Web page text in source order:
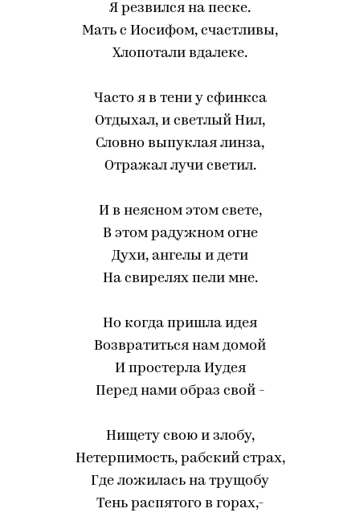
Я резвился на песке.
Мать с Иосифом, счастливы,
Хлопотали вдалеке.
Часто я в тени у сфинкса
Отдыхал, и светлый Нил,
Словно выпуклая линза,
Отражал лучи светил.
И в неясном этом свете,
В этом радужном огне
Духи, ангелы и дети
На свирелях пели мне.
Но когда пришла идея
Возвратиться нам домой
И простерла Иудея
Перед нами образ свой -
Нищету свою и злобу,
Нетерпимость, рабский страх,
Где ложилась на трущобу
Тень распятого в горах,-